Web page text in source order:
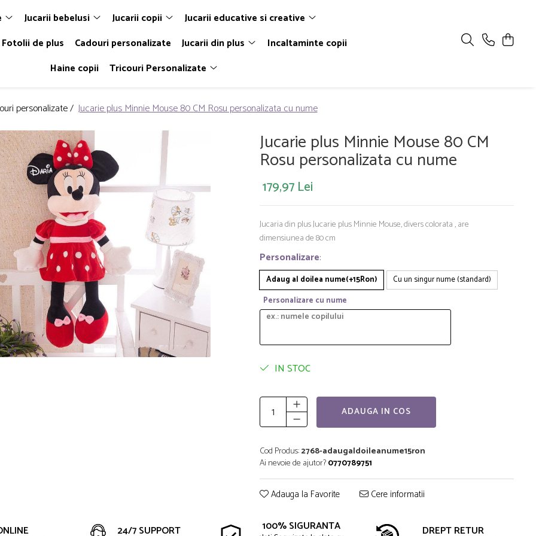
Jucarii bebelusi Jucarii copii
Jucarii educative si creative
Fotolii de plus Cadouri personalizate Jucarii din plus
Incaltaminte copii
Haine copii
Tricouri Personalizate
personalizate / Jucarie plus Minnie Mouse 80 CM Rosu personalizata cu nume
Jucarie plus Minnie Mouse 80 CM
Rosu personalizata cu nume
179,97 Lei
Jucaria din plus Jucarie plus Minnie Mouse, divers colorata , are
dimensiunea de 80 cm
Personalizare:
Adaug al doilea nume(+15Ron)
Cu un singur nume (standard)
Personalizare cu nume
IN STOC
ADAUGA IN COS
Cod Produs:2768-adaugaldoileanume15ron
Ai nevoie de ajutor?0770789751
Adauga la Favorite Cere informatii
24/7 SUPPORT 100% SIGURANTA DREPT RETUR